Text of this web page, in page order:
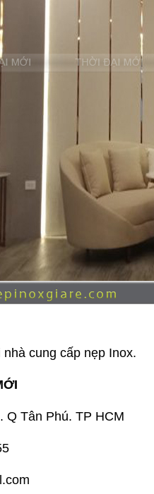
cung cấp nẹp Inox.
Tân Phú. TP HCM